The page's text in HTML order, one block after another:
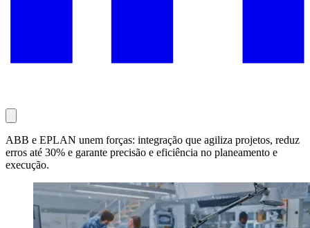
ABB e EPLAN unem forças: integração que agiliza projetos, reduz
erros até 30% e garante precisão e eficiência no planeamento e
execução.